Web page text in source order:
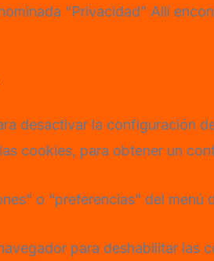
“Privacidad” Allí
desactivar la configuración
cookies, para obtener un
o “preferencias” del menú
para deshabilitar las